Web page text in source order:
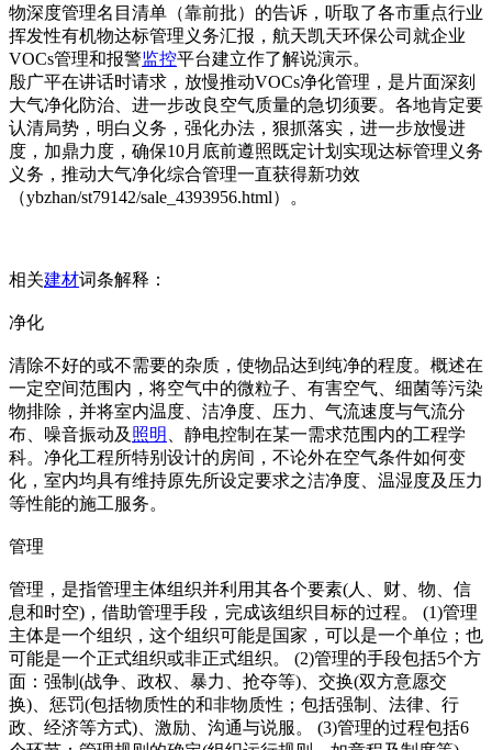
物深度管理名目清单（靠前批）的告诉，听取了各市重点行业
挥发性有机物达标管理义务汇报，航天凯天环保公司就企业
VOCs管理和报警监控平台建立作了解说演示。
殷广平在讲话时请求，放慢推动VOCs净化管理，是片面深刻
大气净化防治、进一步改良空气质量的急切须要。各地肯定要
认清局势，明白义务，强化办法，狠抓落实，进一步放慢进
度，加鼎力度，确保10月底前遵照既定计划实现达标管理义务
义务，推动大气净化综合管理一直获得新功效
（ybzhan/st79142/sale_4393956.html）。
相关建材词条解释：
净化
清除不好的或不需要的杂质，使物品达到纯净的程度。概述在
一定空间范围内，将空气中的微粒子、有害空气、细菌等污染
物排除，并将室内温度、洁净度、压力、气流速度与气流分
布、噪音振动及 照明
、静电控制在某一需求范围内的工程学
科。净化工程所特别设计的房间，不论外在空气条件如何变
化，室内均具有维持原先所设定要求之洁净度、温湿度及压力
等性能的施工服务。
管理
管理，是指管理主体组织并利用其各个要素(人、财、物、信
息和时空)，借助管理手段，完成该组织目标的过程。 (1)管理
主体是一个组织，这个组织可能是国家，可以是一个单位；也
可能是一个正式组织或非正式组织。 (2)管理的手段包括5个方
面：强制(战争、政权、暴力、抢夺等)、交换(双方意愿交
换)、惩罚(包括物质性的和非物质性；包括强制、法律、行
政、经济等方式)、激励、沟通与说服。 (3)管理的过程包括6